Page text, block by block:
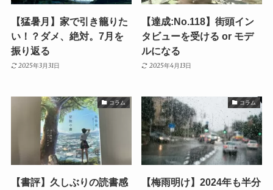
【猛暑月】家で引き籠りた
い！？ダメ、絶対。7月を
振り返る
2025年3月31日
【達成:No.118】街頭イン
タビューを受ける or モデ
ルになる
2025年4月13日
コラム
【書評】久しぶりの読書感
コラム
【梅雨明け】2024年も半分